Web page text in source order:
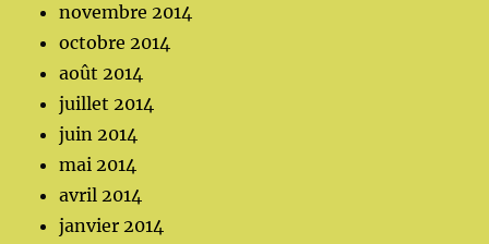
novembre 2014
octobre 2014
août 2014
juillet 2014
juin 2014
mai 2014
avril 2014
janvier 2014